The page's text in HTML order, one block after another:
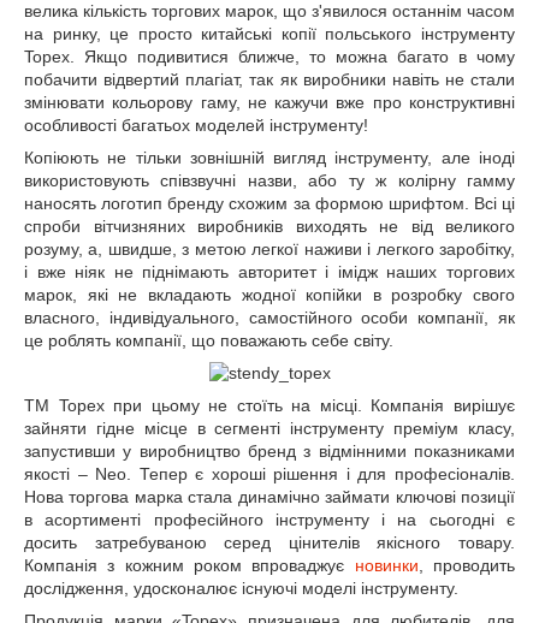
велика кількість торгових марок, що з'явилося останнім часом
на ринку, це просто китайські копії польського інструменту
Topex. Якщо подивитися ближче, то можна багато в чому
побачити відвертий плагіат, так як виробники навіть не стали
змінювати кольорову гаму, не кажучи вже про конструктивні
особливості багатьох моделей інструменту!
Копіюють не тільки зовнішній вигляд інструменту, але іноді
використовують співзвучні назви, або ту ж колірну гамму
наносять логотип бренду схожим за формою шрифтом. Всі ці
спроби вітчизняних виробників виходять не від великого
розуму, а, швидше, з метою легкої наживи і легкого заробітку,
і вже ніяк не піднімають авторитет і імідж наших торгових
марок, які не вкладають жодної копійки в розробку свого
власного, індивідуального, самостійного особи компанії, як
це роблять компанії, що поважають себе світу.
ТМ Topex при цьому не стоїть на місці. Компанія вирішує
зайняти гідне місце в сегменті інструменту преміум класу,
запустивши у виробництво бренд з відмінними показниками
якості – Neo. Тепер є хороші рішення і для професіоналів.
Нова торгова марка стала динамічно займати ключові позиції
в асортименті професійного інструменту і на сьогодні є
досить затребуваною серед цінителів якісного товару.
Компанія з кожним роком впроваджує новинки, проводить
дослідження, удосконалює існуючі моделі інструменту.